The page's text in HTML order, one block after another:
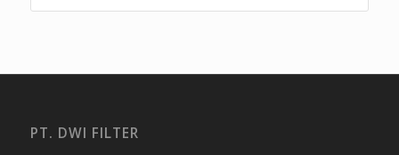
PT. DWI FILTER